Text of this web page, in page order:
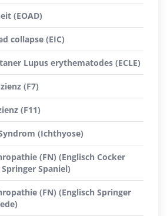
(EOAD)
collapse (EIC)
Lupus erythematodes (ECLE)
(F7)
(F11)
(Ichthyose)
(FN) (Englisch Cocker
Spaniel)
(FN) (Englisch Springer